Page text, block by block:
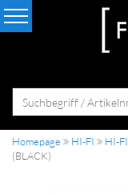
Homepage HI-FI HI-FI
(BLACK)